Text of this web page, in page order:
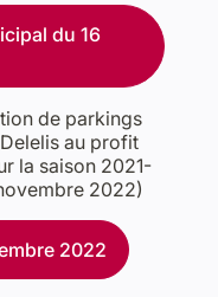
du 16
de parkings
au profit
la saison 2021-
2022)
2022